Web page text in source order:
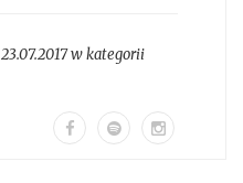
23.07.2017 w kategorii